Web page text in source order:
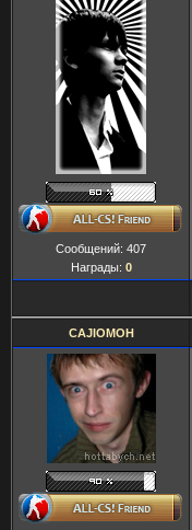
Сообщений: 407
Награды: 0
CAJIOMOH